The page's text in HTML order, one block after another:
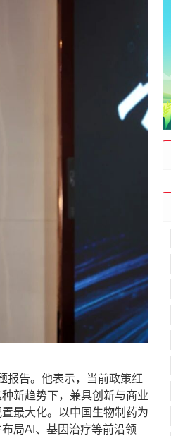
告。他表示，当前政策红
新趋势下，兼具创新与商业
最大化。以中国生物制药为
局AI、基因治疗等前沿领